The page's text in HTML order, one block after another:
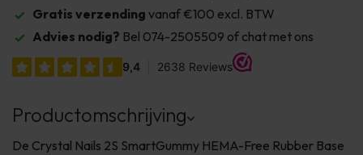
Gratis verzending vanaf €100 excl. BTW
Advies nodig? Bel 074-2505509 of chat met ons
Productomschrijving
De Crystal Nails 2S SmartGummy HEMA-Free Rubber Base